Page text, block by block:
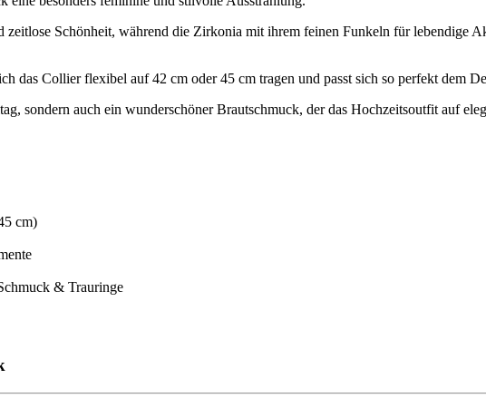
Schönheit, während die Zirkonia mit ihrem feinen Funkeln für lebendige
das Collier flexibel auf 42 cm oder 45 cm tragen und passt sich so perfekt dem
sondern auch ein wunderschöner Brautschmuck, der das Hochzeitsoutfit auf
cm)
& Trauringe